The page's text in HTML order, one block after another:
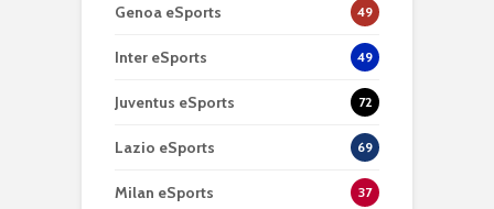
Genoa eSports 49
Inter eSports 49
Juventus eSports 72
Lazio eSports 69
Milan eSports 37